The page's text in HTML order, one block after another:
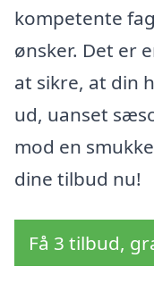
kompetente
ønsker. Det er
at sikre, at din
ud, uanset
mod en
dine tilbud nu!
Få 3 tilbud,